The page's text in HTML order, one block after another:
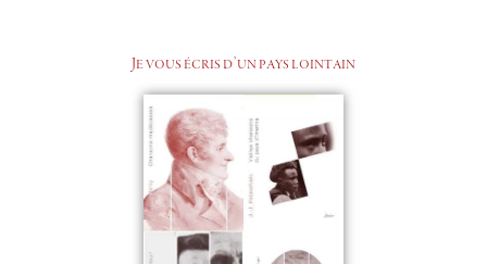
Je vous écris d’un pays lointain